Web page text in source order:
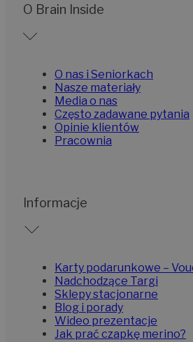
O Brain Inside
O nas i Seniorkach
Nasze materiały
Media o nas
Często zadawane pytania
Opinie klientów
Pracownia
Informacje
Karty podarunkowe –
Nadchodzące Targi
Sklepy stacjonarne
Blog i porady
Wideo prezentacje
Jak prać czapkę merino?